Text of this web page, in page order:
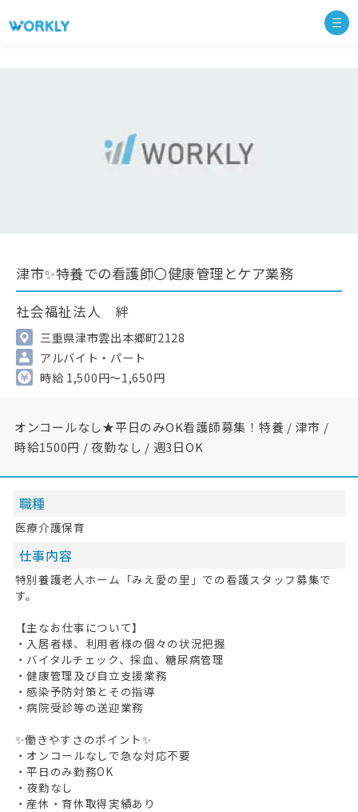
津市✨特養での看護師〇健康管理とケア業務
社会福祉法人 絆
三重県津市雲出本郷町2128
アルバイト・パート
時給 1,500円～1,650円
オンコールなし★平日のみOK看護師募集！特養 / 津市 /
時給1500円 / 夜勤なし / 週3日OK
職種
医療介護保育
仕事内容
特別養護老人ホーム「みえ愛の里」での看護スタッフ募集で
す。
【主なお仕事について】
・入居者様、利用者様の個々の状況把握
・バイタルチェック、採血、糖尿病管理
・健康管理及び自立支援業務
・感染予防対策とその指導
・病院受診等の送迎業務
✨働きやすさのポイント✨
・オンコールなしで急な対応不要
・平日のみ勤務OK
・夜勤なし
・産休・育休取得実績あり